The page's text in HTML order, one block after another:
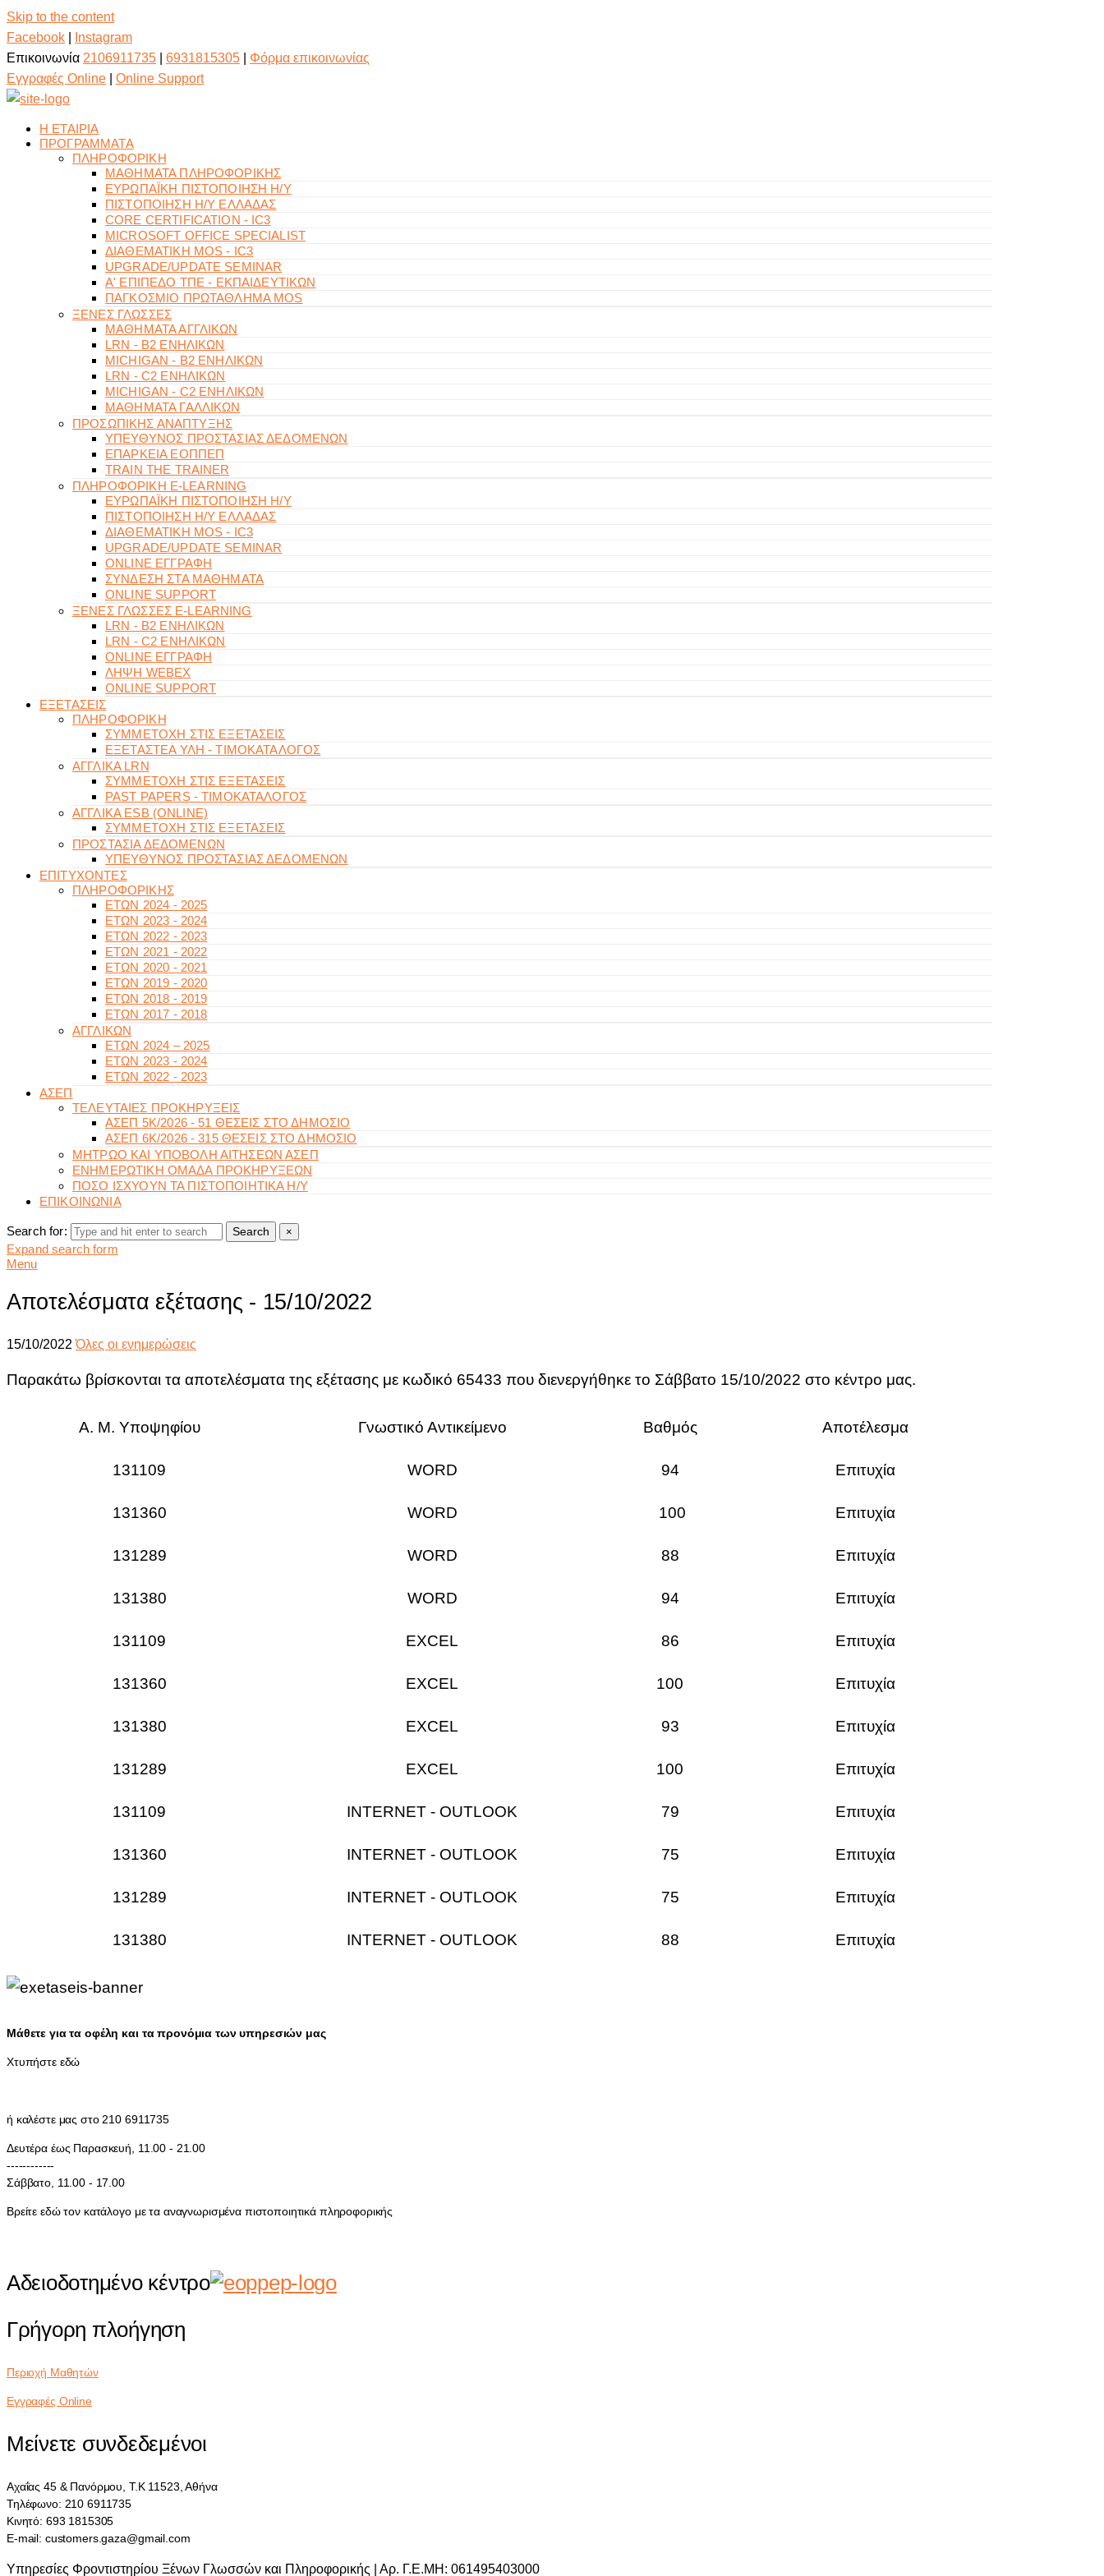
Skip to the content
Facebook
Instagram
Επικοινωνία 2106911735 6931815305
Φόρμα επικοινωνίας
Εγγραφές Online
Online Support
Η ΕΤΑΙΡΙΑ
ΠΡΟΓΡΑΜΜΑΤΑ
ΠΛΗΡΟΦΟΡΙΚΗ
ΜΑΘΗΜΑΤΑ ΠΛΗΡΟΦΟΡΙΚΗΣ
ΕΥΡΩΠΑΪΚΗ ΠΙΣΤΟΠΟΙΗΣΗ Η/Υ
ΠΙΣΤΟΠΟΙΗΣΗ Η/Υ ΕΛΛΑΔΑΣ
CORE CERTIFICATION - IC3
MICROSOFT OFFICE SPECIALIST
ΔΙΑΘΕΜΑΤΙΚΗ MOS - IC3
UPGRADE/UPDATE SEMINAR
Α' ΕΠΙΠΕΔΟ ΤΠΕ - ΕΚΠΑΙΔΕΥΤΙΚΩΝ
ΠΑΓΚΟΣΜΙΟ ΠΡΩΤΑΘΛΗΜΑ MOS
ΞΕΝΕΣ ΓΛΩΣΣΕΣ
ΜΑΘΗΜΑΤΑ ΑΓΓΛΙΚΩΝ
LRN - B2 ΕΝΗΛΙΚΩΝ
MICHIGAN - B2 ΕΝΗΛΙΚΩΝ
LRN - C2 ΕΝΗΛΙΚΩΝ
MICHIGAN - C2 ΕΝΗΛΙΚΩΝ
ΜΑΘΗΜΑΤΑ ΓΑΛΛΙΚΩΝ
ΠΡΟΣΩΠΙΚΗΣ ΑΝΑΠΤΥΞΗΣ
ΥΠΕΥΘΥΝΟΣ ΠΡΟΣΤΑΣΙΑΣ ΔΕΔΟΜΕΝΩΝ
ΕΠΑΡΚΕΙΑ ΕΟΠΠΕΠ
TRAIN THE TRAINER
ΠΛΗΡΟΦΟΡΙΚΗ E-LEARNING
ΕΥΡΩΠΑΪΚΗ ΠΙΣΤΟΠΟΙΗΣΗ Η/Υ
ΠΙΣΤΟΠΟΙΗΣΗ Η/Υ ΕΛΛΑΔΑΣ
ΔΙΑΘΕΜΑΤΙΚΗ MOS - IC3
UPGRADE/UPDATE SEMINAR
ONLINE ΕΓΓΡΑΦΗ
ΣΥΝΔΕΣΗ ΣΤΑ ΜΑΘΗΜΑΤΑ
ONLINE SUPPORT
ΞΕΝΕΣ ΓΛΩΣΣΕΣ E-LEARNING
LRN - B2 ΕΝΗΛΙΚΩΝ
LRN - C2 ΕΝΗΛΙΚΩΝ
ONLINE ΕΓΓΡΑΦΗ
ΛΗΨΗ WEBEX
ONLINE SUPPORT
ΕΞΕΤΑΣΕΙΣ
ΠΛΗΡΟΦΟΡΙΚΗ
ΣΥΜΜΕΤΟΧΗ ΣΤΙΣ ΕΞΕΤΑΣΕΙΣ
ΕΞΕΤΑΣΤΕΑ ΥΛΗ - ΤΙΜΟΚΑΤΑΛΟΓΟΣ
ΑΓΓΛΙΚΑ LRN
ΣΥΜΜΕΤΟΧΗ ΣΤΙΣ ΕΞΕΤΑΣΕΙΣ
PAST PAPERS - ΤΙΜΟΚΑΤΑΛΟΓΟΣ
ΑΓΓΛΙΚΑ ESB (ONLINE)
ΣΥΜΜΕΤΟΧΗ ΣΤΙΣ ΕΞΕΤΑΣΕΙΣ
ΠΡΟΣΤΑΣΙΑ ΔΕΔΟΜΕΝΩΝ
ΥΠΕΥΘΥΝΟΣ ΠΡΟΣΤΑΣΙΑΣ ΔΕΔΟΜΕΝΩΝ
ΕΠΙΤΥΧΟΝΤΕΣ
ΠΛΗΡΟΦΟΡΙΚΗΣ
ΕΤΩΝ 2024 - 2025
ΕΤΩΝ 2023 - 2024
ΕΤΩΝ 2022 - 2023
ΕΤΩΝ 2021 - 2022
ΕΤΩΝ 2020 - 2021
ΕΤΩΝ 2019 - 2020
ΕΤΩΝ 2018 - 2019
ΕΤΩΝ 2017 - 2018
ΑΓΓΛΙΚΩΝ
ΕΤΩΝ 2024 – 2025
ΕΤΩΝ 2023 - 2024
ΕΤΩΝ 2022 - 2023
ΑΣΕΠ
ΤΕΛΕΥΤΑΙΕΣ ΠΡΟΚΗΡΥΞΕΙΣ
ΑΣΕΠ 5Κ/2026 - 51 ΘΕΣΕΙΣ ΣΤΟ ΔΗΜΟΣΙΟ
ΑΣΕΠ 6Κ/2026 - 315 ΘΕΣΕΙΣ ΣΤΟ ΔΗΜΟΣΙΟ
ΜΗΤΡΩΟ ΚΑΙ ΥΠΟΒΟΛΗ ΑΙΤΗΣΕΩΝ ΑΣΕΠ
ΕΝΗΜΕΡΩΤΙΚΗ ΟΜΑΔΑ ΠΡΟΚΗΡΥΞΕΩΝ
ΠΟΣΟ ΙΣΧΥΟΥΝ ΤΑ ΠΙΣΤΟΠΟΙΗΤΙΚΑ Η/Υ
ΕΠΙΚΟΙΝΩΝΙΑ
Search for: Search ×
Expand search form
Menu
Αποτελέσματα εξέτασης - 15/10/2022
15/10/2022 Όλες οι ενημερώσεις
Παρακάτω βρίσκονται τα αποτελέσματα της εξέτασης με κωδικό 65433 που διενεργήθηκε το Σάββατο 15/10/2022 στο κέντρο μας.
Α. Μ. Υποψηφίου Γνωστικό Αντικείμενο Βαθμός Αποτέλεσμα
131109 WORD 94 Επιτυχία
131360 WORD 100 Επιτυχία
131289 WORD 88 Επιτυχία
131380 WORD 94 Επιτυχία
131109 EXCEL 86 Επιτυχία
131360 EXCEL 100 Επιτυχία
131380 EXCEL 93 Επιτυχία
131289 EXCEL 100 Επιτυχία
131109 INTERNET - OUTLOOK 79 Επιτυχία
131360 INTERNET - OUTLOOK 75 Επιτυχία
131289 INTERNET - OUTLOOK 75 Επιτυχία
131380 INTERNET - OUTLOOK 88 Επιτυχία
Μάθετε για τα οφέλη και τα προνόμια των υπηρεσιών μας
Χτυπήστε εδώ
ή καλέστε μας στο 210 6911735
Δευτέρα έως Παρασκευή, 11.00 - 21.00
------------
Σάββατο, 11.00 - 17.00
Βρείτε εδώ τον κατάλογο με τα αναγνωρισμένα πιστοποιητικά πληροφορικής
Αδειοδοτημένο κέντρο
Γρήγορη πλοήγηση
Περιοχή Μαθητών
Εγγραφές Online
Μείνετε συνδεδεμένοι
Αχαΐας 45 & Πανόρμου, Τ.Κ 11523, Αθήνα
Τηλέφωνο: 210 6911735
Κινητό: 693 1815305
E-mail: customers.gaza@gmail.com
Υπηρεσίες Φροντιστηρίου Ξένων Γλωσσών και Πληροφορικής | Αρ. Γ.Ε.ΜΗ: 061495403000